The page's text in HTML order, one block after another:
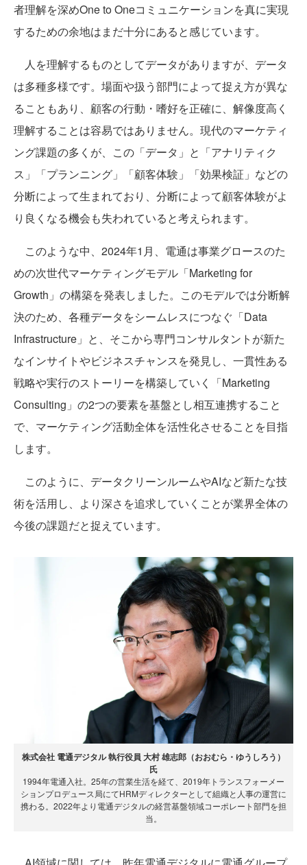
者理解を深めOne to Oneコミュニケーションを真に実現
するための余地はまだ十分にあると感じています。
人を理解するものとしてデータがありますが、データ
は多種多様です。場面や扱う部門によって捉え方が異な
ることもあり、顧客の行動・嗜好を正確に、解像度高く
理解することは容易ではありません。現代のマーケティ
ング課題の多くが、この「データ」と「アナリティク
ス」「プランニング」「顧客体験」「効果検証」などの
分断によって生まれており、分断によって顧客体験がよ
り良くなる機会も失われていると考えられます。
このような中、2024年1月、電通は事業グロースのた
めの次世代マーケティングモデル「Marketing for
Growth」の構築を発表しました。このモデルでは分断解
決のため、各種データをシームレスにつなぐ「Data
Infrastructure」と、そこから専門コンサルタントが新た
なインサイトやビジネスチャンスを発見し、一貫性ある
戦略や実行のストーリーを構築していく「Marketing
Consulting」の2つの要素を基盤とし相互連携すること
で、マーケティング活動全体を活性化させることを目指
します。
このように、データクリーンルームやAIなど新たな技
術を活用し、より深さを追求していくことが業界全体の
今後の課題だと捉えています。
株式会社 電通デジタル 執行役員 大村 雄志郎（おおむら・ゆうしろう）
氏
1994年電通入社。25年の営業生活を経て、2019年トランスフォーメー
ションプロデュース局にてHRMディレクターとして組織と人事の運営に
携わる。2022年より電通デジタルの経営基盤領域コーポレート部門を担
当。